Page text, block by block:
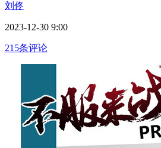
刘佟
2023-12-30 9:00
215条评论